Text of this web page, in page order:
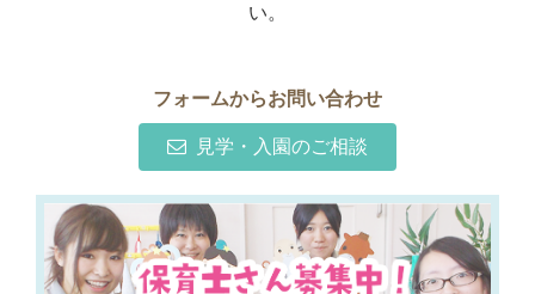
い。
フォームからお問い合わせ
見学・入園のご相談